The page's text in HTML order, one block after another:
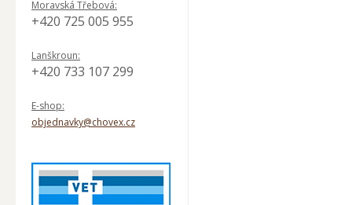
Moravská Třebová:
+420 725 005 955
Lanškroun:
+420 733 107 299
E-shop:
objednavky@chovex.cz